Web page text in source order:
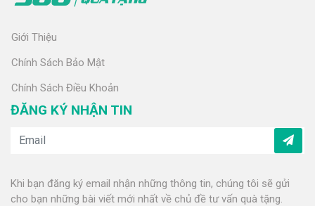
Giới Thiệu
Chính Sách Bảo Mật
Chính Sách Điều Khoản
ĐĂNG KÝ NHẬN TIN
Khi bạn đăng ký email nhận những thông tin, chúng tôi sẽ gửi
cho bạn những bài viết mới nhất về chủ đề tư vấn quà tặng.